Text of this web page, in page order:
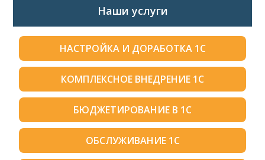
Наши услуги
НАСТРОЙКА И ДОРАБОТКА 1С
КОМПЛЕКСНОЕ ВНЕДРЕНИЕ 1С
БЮДЖЕТИРОВАНИЕ В 1С
ОБСЛУЖИВАНИЕ 1С